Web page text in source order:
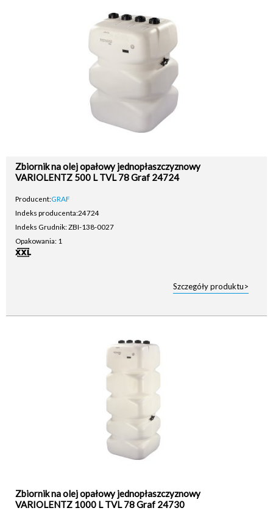
Zbiornik na olej opałowy jednopłaszczyznowy
VARIOLENTZ 500 L TVL 78 Graf 24724
Producent:GRAF
Indeks producenta:24724
Indeks Grudnik: ZBI-138-0027
Opakowania: 1
Szczegóły produktu>
Zbiornik na olej opałowy jednopłaszczyznowy
VARIOLENTZ 1000 L TVL 78 Graf 24730